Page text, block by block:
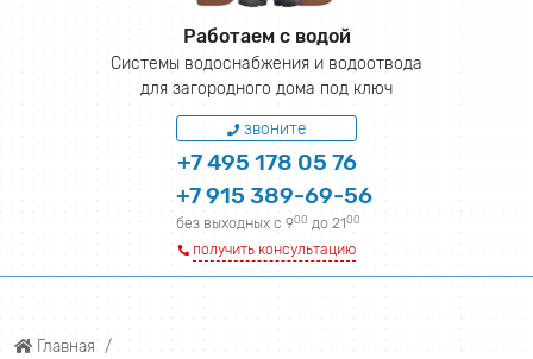
Работаем с водой
Системы водоснабжения и водоотвода
для загородного дома под ключ
звоните
+7 495 178 05 76
+7 915 389-69-56
без выходных с 900 до 2100
получить консультацию
Главная